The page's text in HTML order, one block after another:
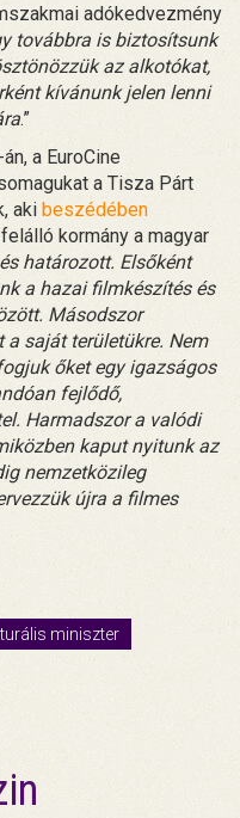
adókedvezmény
továbbra is biztosítsunk
az alkotókat,
kívánunk jelen lenni
.”
a EuroCine
a Tisza Párt
aki beszédében
kormány a magyar
határozott. Elsőként
a hazai filmkészítés és
Másodszor
saját területükre. Nem
őket egy igazságos
fejlődő,
Harmadszor a valódi
kaput nyitunk az
nemzetközileg
újra a filmes
miniszter